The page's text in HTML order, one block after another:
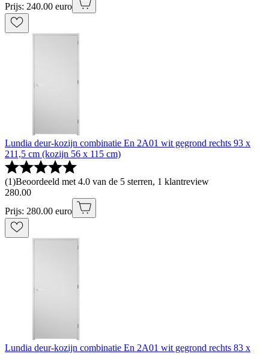
Prijs: 240.00 euro
Lundia deur-kozijn combinatie En 2A01 wit gegrond rechts 93 x
211,5 cm (kozijn 56 x 115 cm)
(1)Beoordeeld met 4.0 van de 5 sterren, 1 klantreview
280.00
Prijs: 280.00 euro
Lundia deur-kozijn combinatie En 2A01 wit gegrond rechts 83 x